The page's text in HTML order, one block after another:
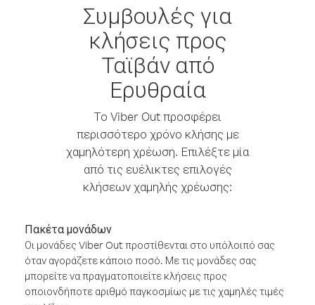
Συμβουλές για
κλήσεις προς
Ταϊβάν από
Ερυθραία
Το Viber Out προσφέρει
περισσότερο χρόνο κλήσης με
χαμηλότερη χρέωση. Επιλέξτε μία
από τις ευέλικτες επιλογές
κλήσεων χαμηλής χρέωσης:
Πακέτα μονάδων
Οι μονάδες Viber Out προστίθενται στο υπόλοιπό σας
όταν αγοράζετε κάποιο ποσό. Με τις μονάδες σας
μπορείτε να πραγματοποιείτε κλήσεις προς
οποιονδήποτε αριθμό παγκοσμίως με τις χαμηλές τιμές